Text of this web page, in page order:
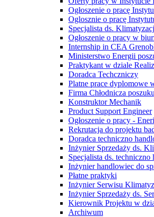
Ogłoszenie o pracę
Oglosznie o pracę
Specjalista ds.
Ogłoszenie o pracy w
Internship in CEA
Ministerstwo Energii
Praktykant w dziale
Doradca Techczniczy
Platne prace dyplomowe
Firma Chłodnicza
Konstruktor Mechanik
Product Support Engineer
Ogłoszenie o pracy -
Rekrutacja do projektu
Doradca techniczno
Inżynier Sprzedaży ds.
Specjalista ds.
Inżynier handlowiec do
Płatne praktyki
Inżynier Serwisu
Inżynier Sprzedaży ds.
Kierownik Projektu w
Archiwum